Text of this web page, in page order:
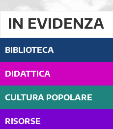
IN EVIDENZA
BIBLIOTECA
DIDATTICA
CULTURA POPOLARE
RISORSE